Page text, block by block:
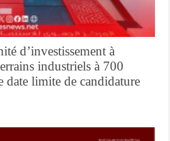
d’investissement à
industriels à 700
date limite de candidature